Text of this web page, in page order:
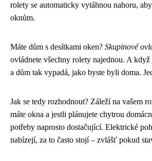
rolety se automaticky vytáhnou nahoru,
oknům.
Máte dům s desítkami oken? Skupinové
ovládnete všechny rolety najednou. A
a dům tak vypadá, jako byste byli doma.
Jak se tedy rozhodnout? Záleží na vašem
máte okna a jestli plánujete chytrou
potřeby naprosto dostačující. Elektrické
nabízejí, za to často stojí – zvlášť pokud